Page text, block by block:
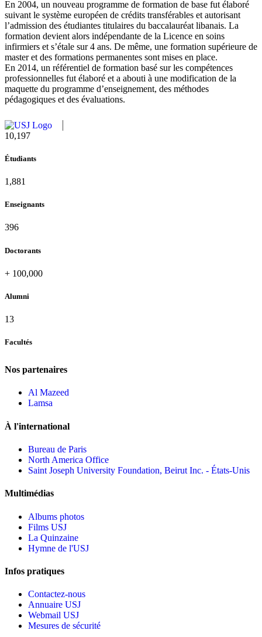
En 2004, un nouveau programme de formation de base fut élaboré
suivant le système européen de crédits transférables et autorisant
l’admission des étudiantes titulaires du baccalauréat libanais. La
formation devient alors indépendante de la Licence en soins
infirmiers et s’étale sur 4 ans. De même, une formation supérieure de
master et des formations permanentes sont mises en place.
En 2014, un référentiel de formation basé sur les compétences
professionnelles fut élaboré et a abouti à une modification de la
maquette du programme d’enseignement, des méthodes
pédagogiques et des évaluations.
10,815
Étudiants
1,995
Enseignants
420
Doctorants
+ 100,000
Alumni
13
Facultés
Nos partenaires
Al Mazeed
Lamsa
À l'international
Bureau de Paris
North America Office
Saint Joseph University Foundation, Beirut Inc. - États-Unis
Multimédias
Albums photos
Films USJ
La Quinzaine
Hymne de l'USJ
Infos pratiques
Contactez-nous
Annuaire USJ
Webmail USJ
Mesures de sécurité